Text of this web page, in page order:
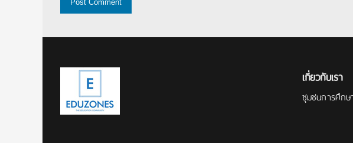
เกี่ยวกับเรา
ชุมชนการศึกษ